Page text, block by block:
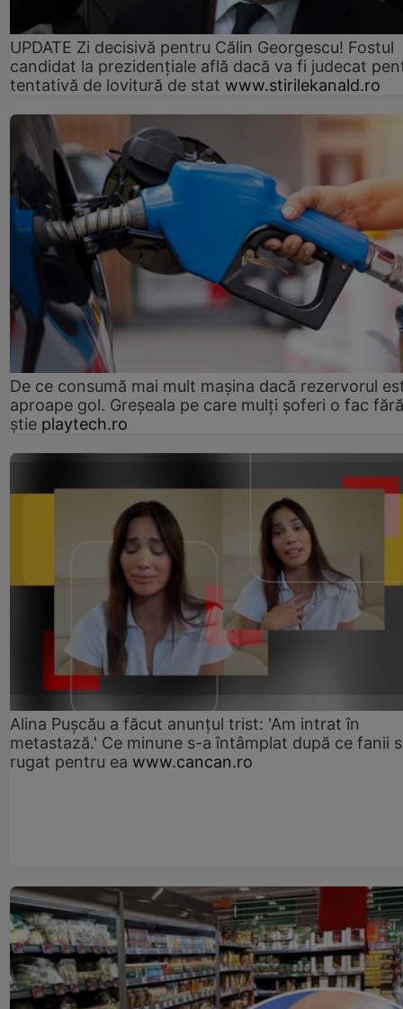
UPDATE Zi decisivă pentru Călin Georgescu! Fostul
candidat la prezidențiale află dacă va fi judecat
tentativă de lovitură de stat www.stirilekanald.ro
De ce consumă mai mult mașina dacă rezervorul
aproape gol. Greșeala pe care mulți șoferi o fac
știe playtech.ro
Alina Pușcău a făcut anunțul trist: 'Am intrat în
metastază.' Ce minune s-a întâmplat după ce fanii
rugat pentru ea www.cancan.ro